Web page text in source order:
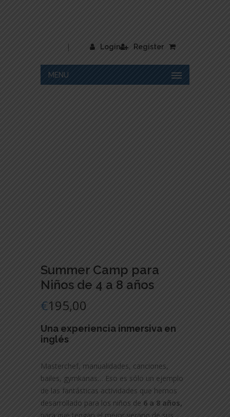
Login
| Register
MENU
Summer Camp para
Niños de 4 a 8 años
€195,00
Una experiencia inmersiva en
inglés
Masterchef, manualidades, canciones,
bailes, gymkanas… Eso es sólo un ejemplo
de las fantásticas actividades que hemos
desarrollado para los niños de 6 a 8 años,